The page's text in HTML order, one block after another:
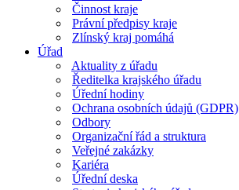
Činnost kraje
Právní předpisy kraje
Zlínský kraj pomáhá
Úřad
Aktuality z úřadu
Ředitelka krajského úřadu
Úřední hodiny
Ochrana osobních údajů (GDPR)
Odbory
Organizační řád a struktura
Veřejné zakázky
Kariéra
Úřední deska